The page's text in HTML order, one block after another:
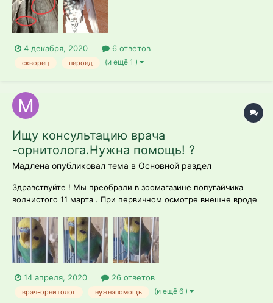
все прошло, и все перья выросли. Но после линьки новые
перья какие-то не совсем прямые....
4 декабря, 2020 6 ответов
скворец пероед (и ещё 1 )
Ищу консультацию врача
-орнитолога.Нужна помощь! ?
Мадлена опубликовал тема в Основной раздел
Здравствуйте ! Мы преобрали в зоомагазине попугайчика
волнистого 11 марта . При первичном осмотре внешне вроде
хвостик и немного кончики крыльев. Сказали, что ему около
4-5 месяцев и у него линька.Он живет у нас месяц. Три дня
назад сильно отр...
14 апреля, 2020 26 ответов
врач-орнитолог нужнапомощь (и ещё 6 )